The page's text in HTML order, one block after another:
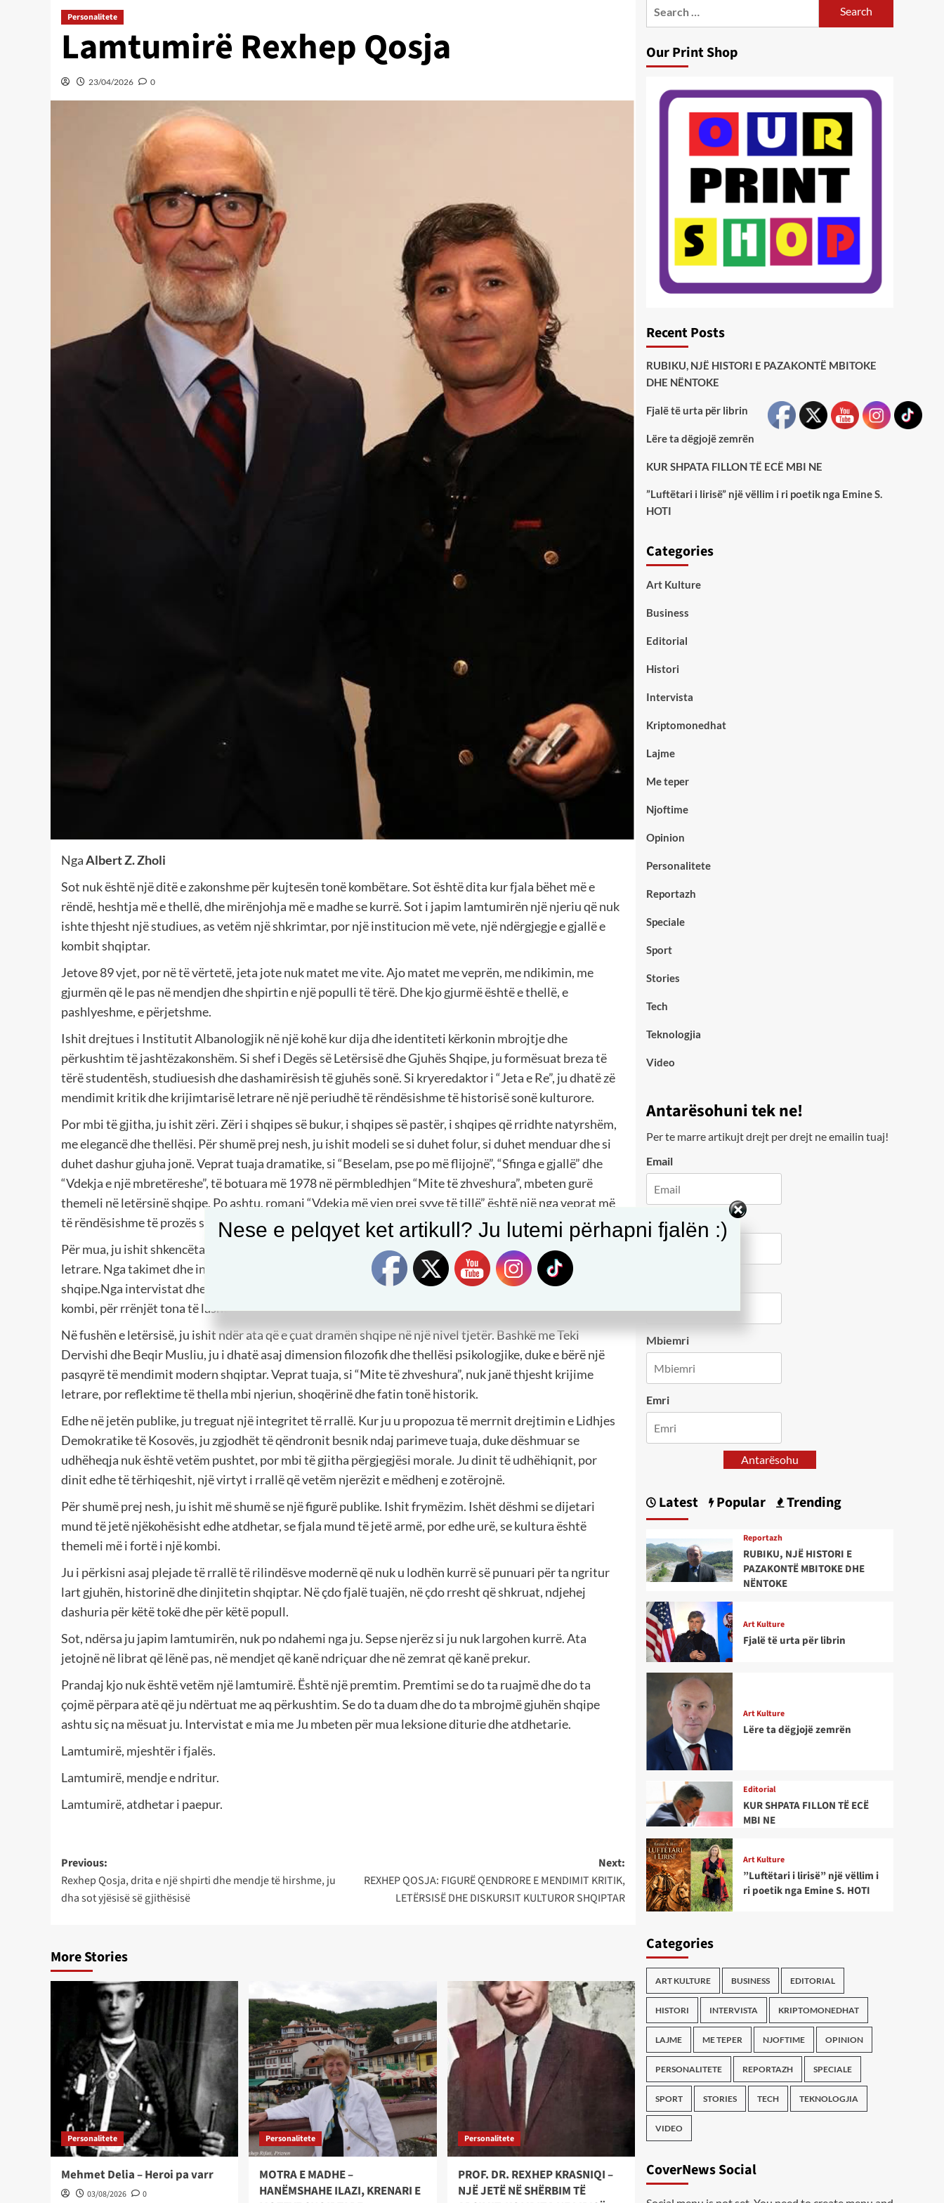
Personalitete
Lamtumirë Rexhep Qosja
23/04/2026 0
NgaAlbert Z. Zholi
Sot nuk është një ditë e zakonshme për kujtesën tonë kombëtare. Sot është dita kur fjala bëhet më e
rëndë, heshtja më e thellë, dhe mirënjohja më e madhe se kurrë. Sot i japim lamtumirën një njeriu që nuk
ishte thjesht një studiues, as vetëm një shkrimtar, por një institucion më vete, një ndërgjegje e gjallë e
kombit shqiptar.
Jetove 89 vjet, por në të vërtetë, jeta jote nuk matet me vite. Ajo matet me veprën, me ndikimin, me
gjurmën që le pas në mendjen dhe shpirtin e një populli të tërë. Dhe kjo gjurmë është e thellë, e
pashlyeshme, e përjetshme.
Ishit drejtues i Institutit Albanologjik në një kohë kur dija dhe identiteti kërkonin mbrojtje dhe
përkushtim të jashtëzakonshëm. Si shef i Degës së Letërsisë dhe Gjuhës Shqipe, ju formësuat breza të
tërë studentësh, studiuesish dhe dashamirësish të gjuhës sonë. Si kryeredaktor i “Jeta e Re”, ju dhatë zë
mendimit kritik dhe krijimtarisë letrare në një periudhë të rëndësishme të historisë sonë kulturore.
Por mbi të gjitha, ju ishit zëri. Zëri i shqipes së bukur, i shqipes së pastër, i shqipes që rridhte natyrshëm,
me elegancë dhe thellësi. Për shumë prej nesh, ju ishit modeli se si duhet folur, si duhet menduar dhe si
duhet dashur gjuha jonë. Veprat tuaja dramatike, si “Beselam, pse po më flijojnë”, “Sfinga e gjallë” dhe
“Vdekja e një mbretëreshe”, të botuara më 1978 në përmbledhjen “Mite të zhveshura”, mbeten gurë
themeli në letërsinë shqipe. Po ashtu, romani “Vdekja më vjen prej syve të tillë” është një nga veprat më
të rëndësishme të prozës sonë moderne. “Porosia e madhe” mbetet kryevepër.
Për mua, ju ishit shkencëtari që fliste shqipen më bukur: rrjedhshëm, qartë, pa ndalesa dhe plot figura
letrare. Nga takimet dhe intervistat tuaja kam mësuar sa e bukur, e thellë dhe e lashtë është gjuha
shqipe.Nga intervistat dhe ligjëratat tuaja kemi mësuar jo vetëm për letërsinë, por për shpirtin e një
kombi, për rrënjët tona të lashta dhe për përgjegjësinë që kemi ndaj tyre.
Në fushën e letërsisë, ju ishit ndër ata që e çuat dramën shqipe në një nivel tjetër. Bashkë me Teki
Dervishi dhe Beqir Musliu, ju i dhatë asaj dimension filozofik dhe thellësi psikologjike, duke e bërë një
pasqyrë të mendimit modern shqiptar. Veprat tuaja, si “Mite të zhveshura”, nuk janë thjesht krijime
letrare, por reflektime të thella mbi njeriun, shoqërinë dhe fatin tonë historik.
Edhe në jetën publike, ju treguat një integritet të rrallë. Kur ju u propozua të merrnit drejtimin e Lidhjes
Demokratike të Kosovës, ju zgjodhët të qëndronit besnik ndaj parimeve tuaja, duke dëshmuar se
udhëheqja nuk është vetëm pushtet, por mbi të gjitha përgjegjësi morale. Ju dinit të udhëhiqnit, por
dinit edhe të tërhiqeshit, një virtyt i rrallë që vetëm njerëzit e mëdhenj e zotërojnë.
Për shumë prej nesh, ju ishit më shumë se një figurë publike. Ishit frymëzim. Ishët dëshmi se dijetari
mund të jetë njëkohësisht edhe atdhetar, se fjala mund të jetë armë, por edhe urë, se kultura është
themeli më i fortë i një kombi.
Ju i përkisni asaj plejade të rrallë të rilindësve modernë që nuk u lodhën kurrë së punuari për ta ngritur
lart gjuhën, historinë dhe dinjitetin shqiptar. Në çdo fjalë tuajën, në çdo rresht që shkruat, ndjehej
dashuria për këtë tokë dhe për këtë popull.
Sot, ndërsa ju japim lamtumirën, nuk po ndahemi nga ju. Sepse njerëz si ju nuk largohen kurrë. Ata
jetojnë në librat që lënë pas, në mendjet që kanë ndriçuar dhe në zemrat që kanë prekur.
Prandaj kjo nuk është vetëm një lamtumirë. Është një premtim. Premtimi se do ta ruajmë dhe do ta
çojmë përpara atë që ju ndërtuat me aq përkushtim. Se do ta duam dhe do ta mbrojmë gjuhën shqipe
ashtu siç na mësuat ju. Intervistat e mia me Ju mbeten për mua leksione diturie dhe atdhetarie.
Lamtumirë, mjeshtër i fjalës.
Lamtumirë, mendje e ndritur.
Lamtumirë, atdhetar i paepur.
Post
navigation
Previous:
Rexhep Qosja, drita e një shpirti dhe mendje të hirshme, ju
dha sot yjësisë së gjithësisë
Next:
REXHEP QOSJA: FIGURË QENDRORE E MENDIMIT KRITIK,
LETËRSISË DHE DISKURSIT KULTUROR SHQIPTAR
More Stories
Personalitete
Mehmet Delia – Heroi pa varr
03/08/2026 0
Personalitete
MOTRA E MADHE –
HANËMSHAHE ILAZI, KRENARI E
Personalitete
PROF. DR. REXHEP KRASNIQI –
NJË JETË NË SHËRBIM TË
Our Print Shop
Recent Posts
RUBIKU, NJË HISTORI E PAZAKONTË MBITOKE
DHE NËNTOKE
Fjalë të urta për librin
Lëre ta dëgjojë zemrën
KUR SHPATA FILLON TË ECË MBI NE
”Luftëtari i lirisë” një vëllim i ri poetik nga Emine S.
HOTI
Categories
Art Kulture
Business
Editorial
Histori
Intervista
Kriptomonedhat
Lajme
Me teper
Njoftime
Opinion
Personalitete
Reportazh
Speciale
Sport
Stories
Tech
Teknologjia
Video
Antarësohuni tek ne!
Per te marre artikujt drejt per drejt ne emailin tuaj!
Email
City
Mbiemri
Emri
Antarësohu
Latest Popular Trending
Reportazh
RUBIKU, NJË HISTORI E
PAZAKONTË MBITOKE DHE
NËNTOKE
Art Kulture
Fjalë të urta për librin
Art Kulture
Lëre ta dëgjojë zemrën
Editorial
KUR SHPATA FILLON TË ECË
MBI NE
Art Kulture
”Luftëtari i lirisë” një vëllim i
ri poetik nga Emine S. HOTI
Categories
ART KULTURE BUSINESS EDITORIAL
HISTORI INTERVISTA KRIPTOMONEDHAT
LAJME ME TEPER NJOFTIME OPINION
PERSONALITETE REPORTAZH SPECIALE
SPORT STORIES TECH TEKNOLOGJIA
VIDEO
CoverNews Social
Nese e pelqyet ket artikull? Ju lutemi përhapni fjalën :)